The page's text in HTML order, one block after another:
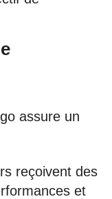
assure un
reçoivent des
et